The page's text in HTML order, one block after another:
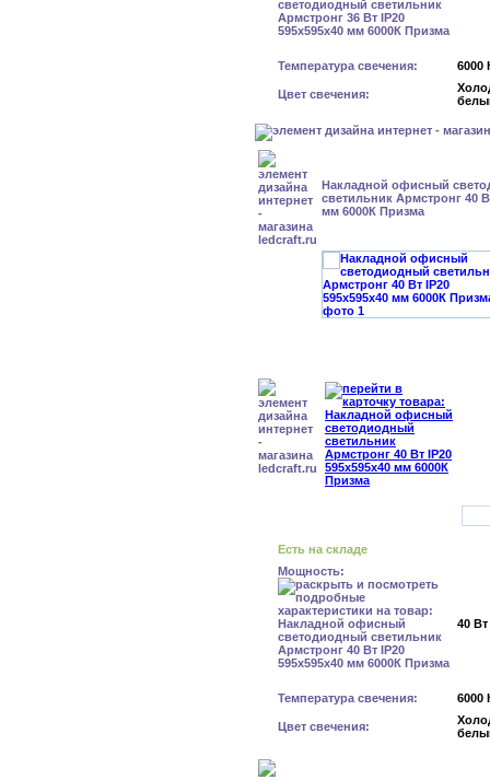
Температура свечения: 6000
Цвет свечения:
Накладной офисный
светильник Армстронг 40
мм 6000К Призма
Есть на складе
Мощность:
40 Вт
Температура свечения: 6000
Цвет свечения: